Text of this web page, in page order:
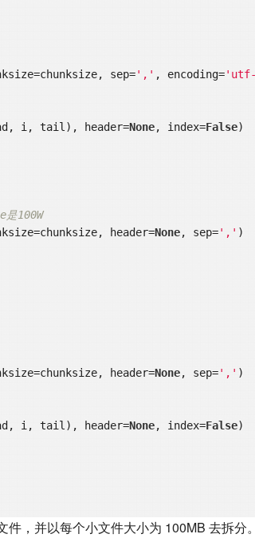
sep=
',' , encoding=
i, tail), header=None, index=False)
100W
header=
None, sep=',' )
header=
None, sep=',' )
i, tail), header=None, index=False)
# 三个参数：分别返回1.父目录 2.
，并以每个小文件大小为 100MB 去拆分